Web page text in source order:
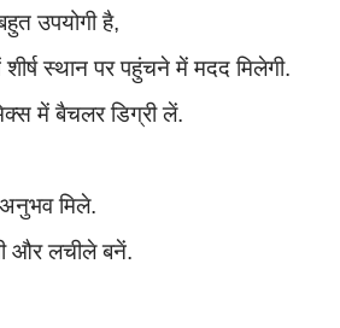
उपयोगी है,
स्थान पर पहुंचने में मदद मिलेगी.
में बैचलर डिग्री लें.
मिले.
और लचीले बनें.